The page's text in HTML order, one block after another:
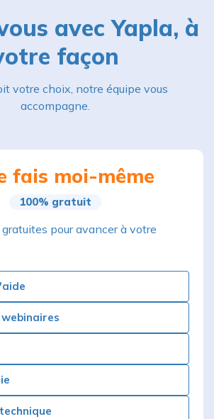
avec Yapla, à
façon
votre choix, notre équipe vous
accompagne.
fais moi-même
100% gratuit
gratuites pour avancer à votre